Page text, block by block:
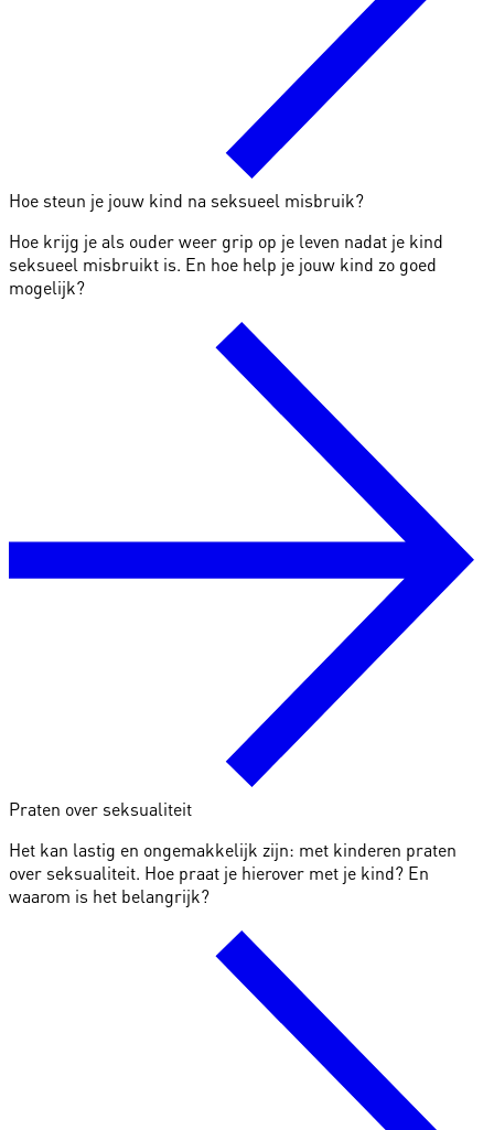
Hoe steun je jouw kind na seksueel misbruik?
Hoe krijg je als ouder weer grip op je leven nadat je kind
seksueel misbruikt is. En hoe help je jouw kind zo goed
mogelijk?
Praten over seksualiteit
Het kan lastig en ongemakkelijk zijn: met kinderen praten
over seksualiteit. Hoe praat je hierover met je kind? En
waarom is het belangrijk?